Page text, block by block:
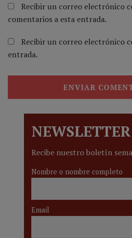
Recibir un correo electrónico
comentarios a esta entrada.
Recibir un correo electrónico
entrada.
NEWSLETTER
Recibe nuestro boletín
Nombre o nombre completo
Email